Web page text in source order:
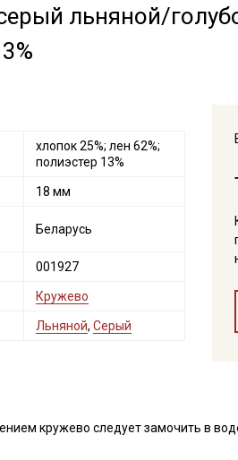
льняной/
хлопок 25%; лен 62%;
полиэстер 13%
18 мм
Беларусь
001927
Кружево
Льняной, Серый
кружево следует замочить в